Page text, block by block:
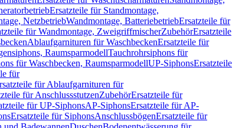
Ersatzteile für Standmontage,
NetzbetriebWandmontage, BatteriebetriebErsatzteile für
für Wandmontage, ZweigriffmischerZubehörErsatzteile
Ablaufgarnituren für WaschbeckenErsatzteile für
RaumsparmodellTauchrohrsiphons für
für Waschbecken, RaumsparmodellUP-SiphonsErsatzteile
für
für Ablaufgarnituren für
für AnschlussstutzenZubehörErsatzteile für
für UP-SiphonsAP-SiphonsErsatzteile für AP-
Ersatzteile für SiphonsAnschlussbögenErsatzteile für